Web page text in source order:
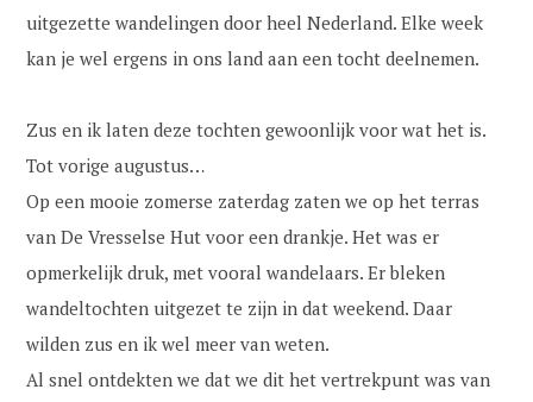
uitgezette wandelingen door heel Nederland. Elke week
kan je wel ergens in ons land aan een tocht deelnemen.
Zus en ik laten deze tochten gewoonlijk voor wat het is.
Tot vorige augustus…
Op een mooie zomerse zaterdag zaten we op het terras
van De Vresselse Hut voor een drankje. Het was er
opmerkelijk druk, met vooral wandelaars. Er bleken
wandeltochten uitgezet te zijn in dat weekend. Daar
wilden zus en ik wel meer van weten.
Al snel ontdekten we dat we dit het vertrekpunt was van